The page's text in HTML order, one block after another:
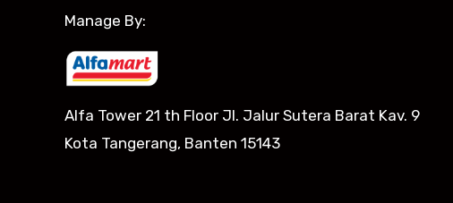
Manage By:
Alfa Tower 21 th Floor Jl. Jalur Sutera Barat Kav. 9
Kota Tangerang, Banten 15143